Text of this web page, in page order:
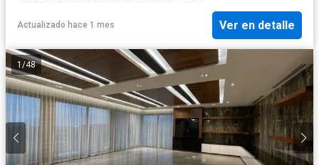
Actualizado hace 1 mes Ver en detalle
1 /48